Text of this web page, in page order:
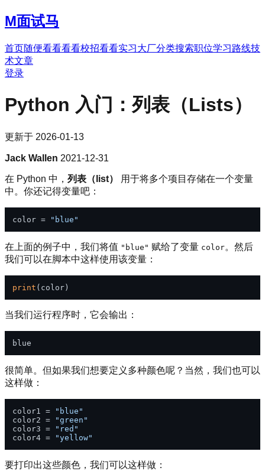
M面试马
首页随便看看看看校招看看实习大厂分类搜索职位学习路线技
术文章
登录
Python 入门：列表（Lists）
更新于 2026-01-13
Jack Wallen 2021-12-31
在 Python 中， 列表（list）
用于将多个项目存储在一个变量
中。你还记得变量吧：
color = "blue"
在上面的例子中，我们将值 "blue" 赋给了变量 color。然后
我们可以在脚本中这样使用该变量：
print
当我们运行程序时，它会输出：
很简单。但如果我们想要定义多种颜色呢？当然，我们也可以
这样做：
color1 =
"blue"
color2 =
"green"
color3 =
"red"
color4 =
"yellow"
要打印出这些颜色，我们可以这样做：